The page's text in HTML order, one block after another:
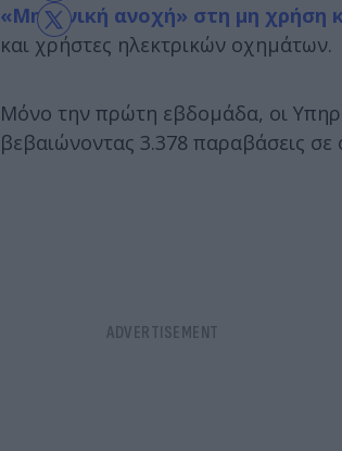
«Μηδενική ανοχή» στη μη χρήση
και χρήστες ηλεκτρικών οχημάτων.
Μόνο την πρώτη εβδομάδα, οι
βεβαιώνοντας 3.378 παραβάσεις σε